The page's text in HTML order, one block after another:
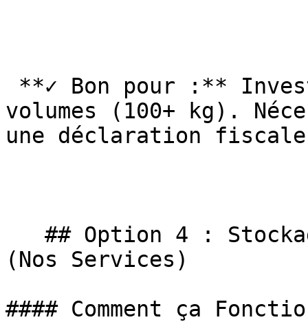
volumes (100+ kg).
une déclaration
(Nos Services)
#### Comment ça